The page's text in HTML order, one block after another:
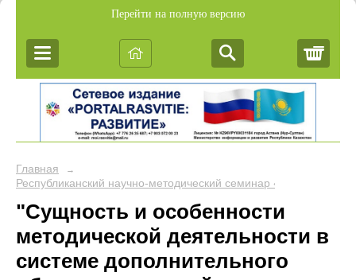
Перейти на полную версию
Главная →
Республиканский научно-методический семинар «Обобщение
"Сущность и особенности
методической деятельности в
системе дополнительного